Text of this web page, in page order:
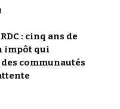
: cinq ans de
impôt qui
des communautés